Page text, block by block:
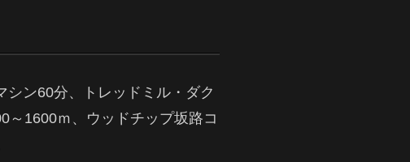
ン60分、トレッドミル・ダク
1600ｍ、ウッドチップ坂路コ